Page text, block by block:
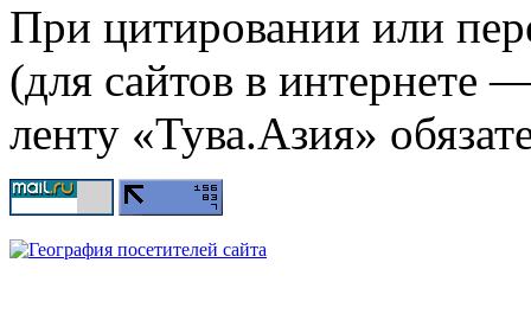
При цитировании или
(для сайтов в интернете
ленту «Тува.Азия»